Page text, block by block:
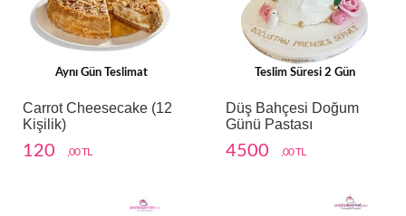
Aynı Gün Teslimat
Carrot Cheesecake (12
Kişilik)
120 ,00 TL
Teslim Süresi 2 Gün
Düş Bahçesi Doğum
Günü Pastası
4500 ,00 TL